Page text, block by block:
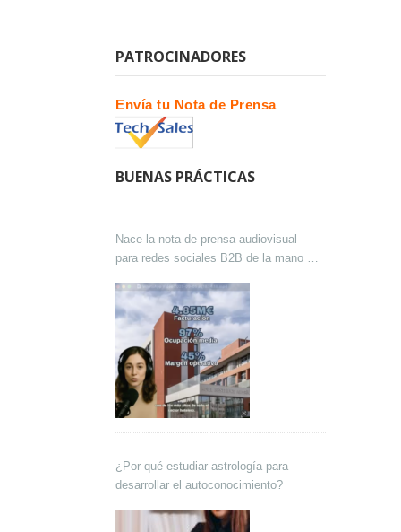
PATROCINADORES
Envía tu Nota de Prensa
BUENAS PRÁCTICAS
Nace la nota de prensa audiovisual
para redes sociales B2B de la mano de
¿Por qué estudiar astrología para
desarrollar el autoconocimiento?